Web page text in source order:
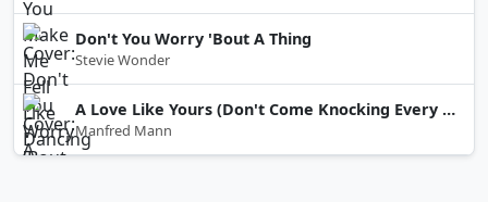
Don't You Worry 'Bout A Thing
Stevie Wonder
A Love Like Yours (Don't Come Knocking Every Day)
Manfred Mann